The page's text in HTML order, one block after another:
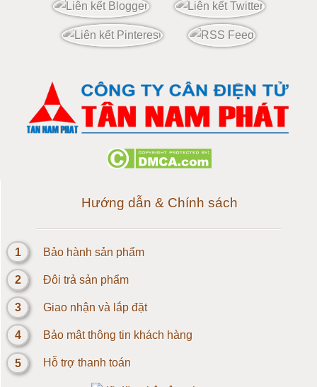
Cân điện tử 100 tấn
Cân điện tử 120 tấn
Cân điện tử 150 tấn
Loadcell 300g
Cảm biến Loadcell 2kg
Loadcell 3kg
Loadcell 5kg
Loadcell 10kg
Loadcell 20kg
Hướng dẫn & Chính sách
1 Bảo hành sản phẩm
2 Đôi trả sản phẩm
3 Giao nhận và lắp đặt
4 Bảo mật thông tin khách hàng
5 Hỗ trợ thanh toán